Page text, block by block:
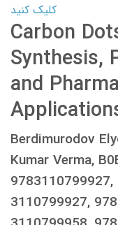
کلیک کنید
Carbon
Synthesis,
and
Berdimurodov
Kumar Verma,
3110799927,